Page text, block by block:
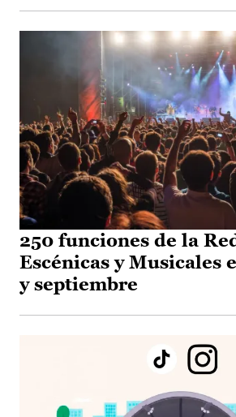
250 funciones de la
Escénicas y Musicales
y septiembre